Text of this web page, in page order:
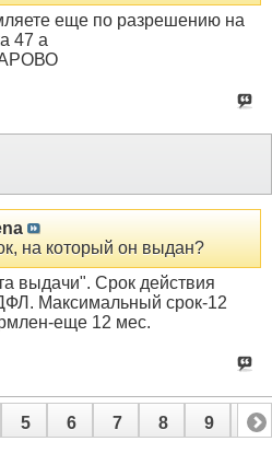
еще по разрешению на
47 а
на который он выдан?
выдачи". Срок действия
Максимальный срок-12
еще 12 мес.
5 6 7 8 9 10